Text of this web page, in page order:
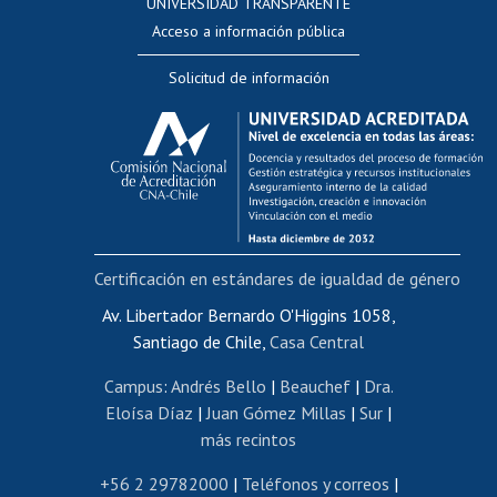
Perfeccionamiento
Editar Portafolio Académico
Evaluación docente
Calificación académica
Postulación al AUCAI
Funcionarias/os
Cursos internos de capacitación
Bienestar del personal
Portal de movilidad interna
Certificado de renta
Certificado de renta honorarios
Editar páginas blancas
Extranjeras/os
Revalidación y reconocimiento de títulos
Acceso a información pública
Solicitud de información
Av. Libertador Bernardo O'Higgins 1058,
Santiago de Chile, Casa Central
Campus: Andrés Bello | Beauchef| Dra.
Eloísa Díaz | Juan Gómez Millas | Sur |
más recintos
+56 2 29782000 | Teléfonos y correos |
Certificación en estándares de igualdad de género